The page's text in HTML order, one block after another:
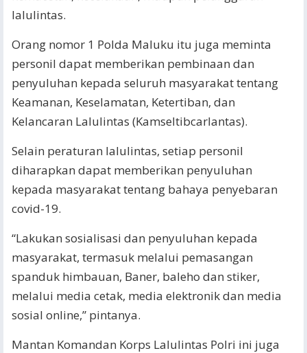
lalulintas.
Orang nomor 1 Polda Maluku itu juga meminta
personil dapat memberikan pembinaan dan
penyuluhan kepada seluruh masyarakat tentang
Keamanan, Keselamatan, Ketertiban, dan
Kelancaran Lalulintas (Kamseltibcarlantas).
Selain peraturan lalulintas, setiap personil
diharapkan dapat memberikan penyuluhan
kepada masyarakat tentang bahaya penyebaran
covid-19.
“Lakukan sosialisasi dan penyuluhan kepada
masyarakat, termasuk melalui pemasangan
spanduk himbauan, Baner, baleho dan stiker,
melalui media cetak, media elektronik dan media
sosial online,” pintanya.
Mantan Komandan Korps Lalulintas Polri ini juga